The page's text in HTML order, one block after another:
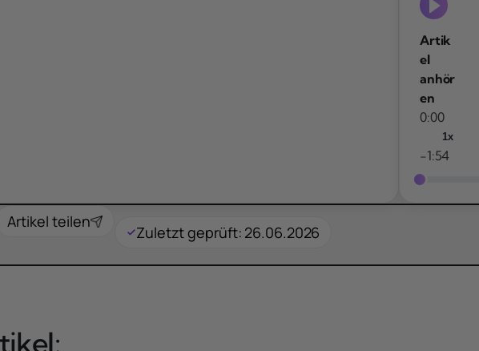
Artik
el
anhör
en
0:00
1x
-1:54
Artikel teilen
Zuletzt geprüft: 26.06.2026